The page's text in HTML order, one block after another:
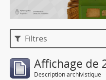
Filtres
Affichage de
Description archivistique